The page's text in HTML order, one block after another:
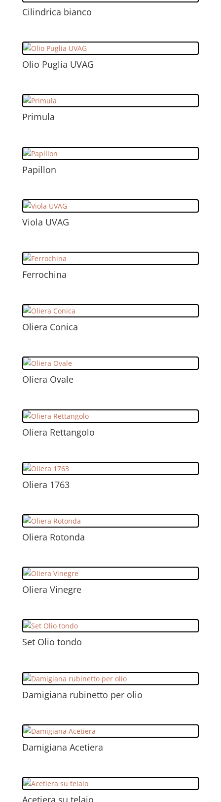
Cilindrica bianco
Olio Puglia UVAG
Primula
Papillon
Viola UVAG
Ferrochina
Oliera Conica
Oliera Ovale
Oliera Rettangolo
Oliera 1763
Oliera Rotonda
Oliera Vinegre
Set Olio tondo
Damigiana rubinetto per olio
Damigiana Acetiera
Acetiera su telaio